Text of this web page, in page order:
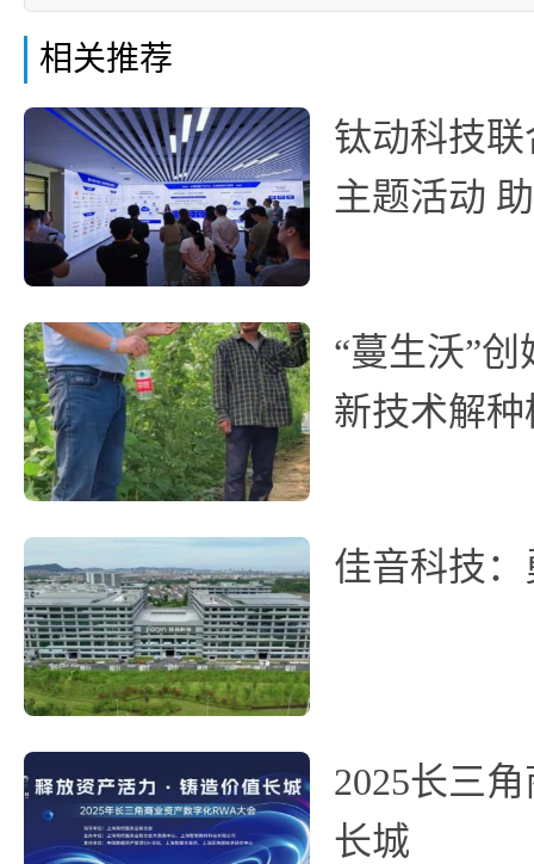
相关推荐
钛动科技
主题活动
“蔓生沃”
新技术解
佳音科技
2025长三
长城